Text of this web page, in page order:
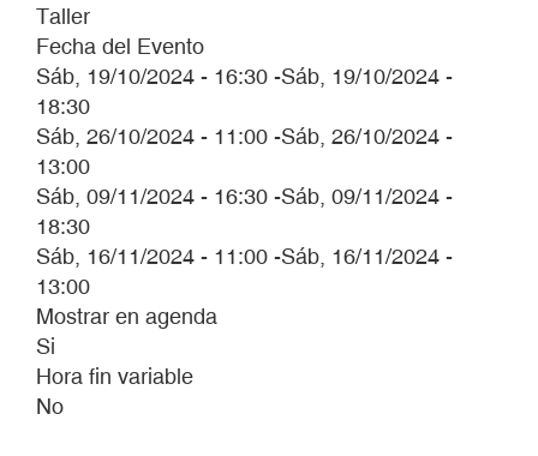
Taller
Fecha del Evento
Sáb, 19/10/2024 - 16:30 -Sáb, 19/10/2024 -
18:30
Sáb, 26/10/2024 - 11:00 -Sáb, 26/10/2024 -
13:00
Sáb, 09/11/2024 - 16:30 -Sáb, 09/11/2024 -
18:30
Sáb, 16/11/2024 - 11:00 -Sáb, 16/11/2024 -
13:00
Mostrar en agenda
Si
Hora fin variable
No